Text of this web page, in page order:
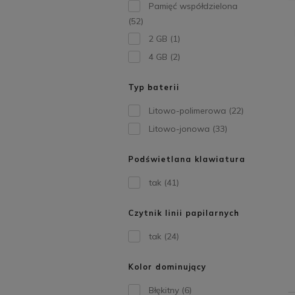
Pamięć współdzielona
(52)
2 GB (1)
4 GB (2)
Typ baterii
Litowo-polimerowa (22)
Litowo-jonowa (33)
Podświetlana klawiatura
tak (41)
Czytnik linii papilarnych
tak (24)
Kolor dominujący
Błękitny (6)